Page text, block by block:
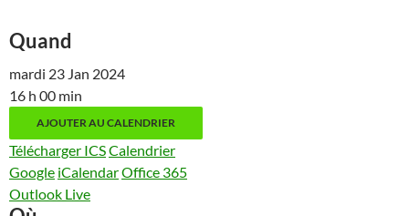
Quand
mardi 23 Jan 2024
16 h 00 min
AJOUTER AU CALENDRIER
Télécharger ICSCalendrier
Google iCalendarOffice 365
Outlook Live